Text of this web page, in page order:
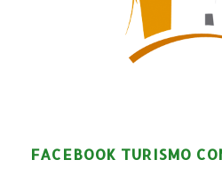
FACEBOOK TURISMO